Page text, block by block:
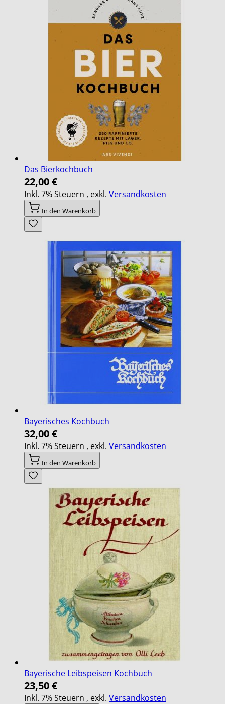
Das Bierkochbuch
22,00 €
Inkl. 7% Steuern , exkl. Versandkosten
In den Warenkorb
Bayerisches Kochbuch
32,00 €
Inkl. 7% Steuern , exkl. Versandkosten
In den Warenkorb
Bayerische Leibspeisen Kochbuch
23,50 €
Inkl. 7% Steuern , exkl. Versandkosten